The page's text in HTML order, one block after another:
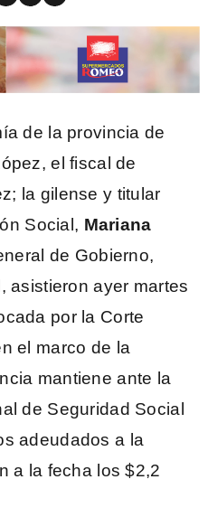
de la provincia de
el fiscal de
la gilense y titular
Social, Mariana
de Gobierno,
asistieron ayer martes
por la Corte
el marco de la
mantiene ante la
de Seguridad Social
adeudados a la
a la fecha los $2,2